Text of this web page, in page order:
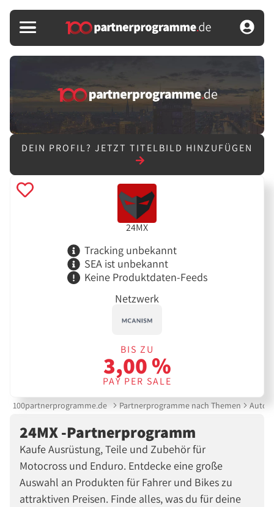
DEIN PROFIL? JETZT TITELBILD HINZUFÜGEN
24MX
Tracking unbekannt
SEA ist unbekannt
Keine Produktdaten-Feeds
Netzwerk
BIS ZU
3,00 %
PAY PER SALE
100partnerprogramme.de Partnerprogramme nach Themen Auto
24MX -Partnerprogramm
Kaufe Ausrüstung, Teile und Zubehör für
Motocross und Enduro. Entdecke eine große
Auswahl an Produkten für Fahrer und Bikes zu
attraktiven Preisen. Finde alles, was du für deine